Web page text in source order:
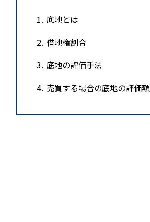
1 底地とは
2 借地権割合
3 底地の評価手法
4 売買する場合の底地の評価額